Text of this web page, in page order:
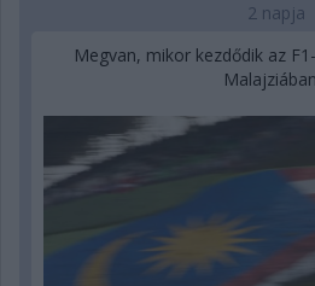
2 napja
Megvan, mikor kezdődik az
Malajziában